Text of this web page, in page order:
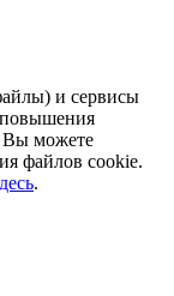
и сервисы
повышения
Вы можете
файлов сookie.
.